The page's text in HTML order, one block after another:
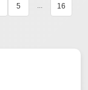
5 ... 16